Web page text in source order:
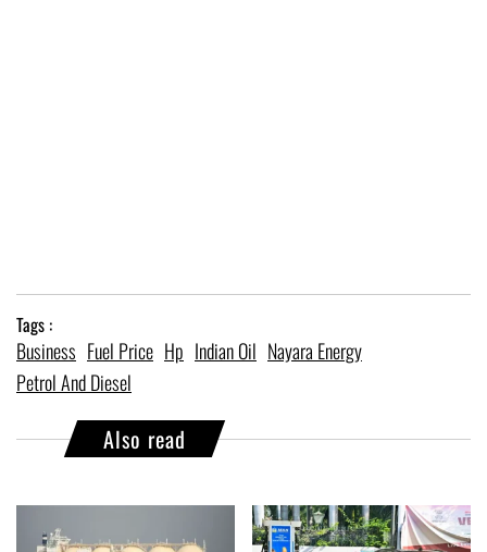
Tags :
Business Fuel Price Hp Indian Oil Nayara Energy
Petrol And Diesel
Also read